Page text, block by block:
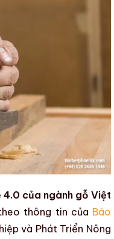
4.0 của ngành gỗ Việt
thông tin của Báo
và Phát Triển Nông